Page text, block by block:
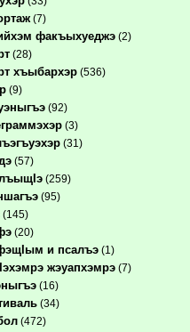
(7)
факъыхуеджэ(2)
(28)
хъыбархэр(536)
(9)
(92)
(3)
(31)
(57)
(259)
(95)
(145)
(20)
и псалъэ(1)
жэуапхэмрэ(7)
(16)
(34)
(472)